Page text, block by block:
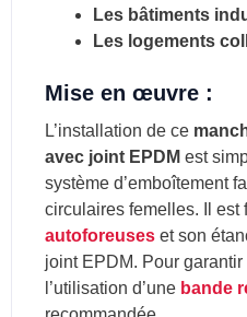
Les bâtiments
Les logements
Mise en œuvre :
L’installation de ce
avec joint EPDM est
système d’emboîtement
circulaires femelles. Il est
autoforeuses et son
joint EPDM. Pour
l’utilisation d’une bande